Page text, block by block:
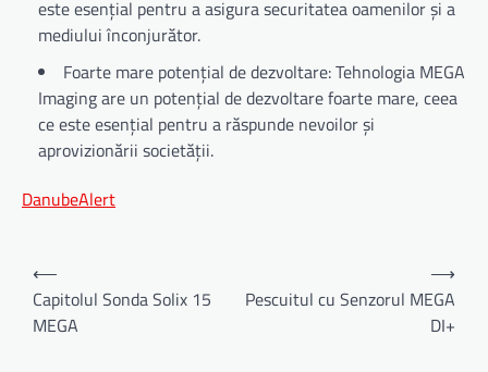
este esențial pentru a asigura securitatea oamenilor și a
mediului înconjurător.
Foarte mare potențial de dezvoltare: Tehnologia MEGA
Imaging are un potențial de dezvoltare foarte mare, ceea
ce este esențial pentru a răspunde nevoilor și
aprovizionării societății.
DanubeAlert
Navigare
în
articole
⟵
Capitolul Sonda Solix 15
MEGA
Pescuitul cu Senzorul MEGA
DI+
⟶